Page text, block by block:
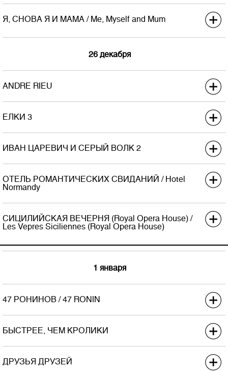
Возраст
-
Премьера в США
Дистриб.
Невафильм Emotion
-
Я, СНОВА Я И МАМА / Me, Myself and Mum
Премьера в США
Premium Film
Возраст
26 декабря
ANDRE RIEU
Премьера в США
Дистриб.
Экраны
огр.
Хроно
ЕЛКИ 3
Премьера в США
Дистриб.
Bazelevs
Экраны
Хроно
100
Возраст
ИВАН ЦАРЕВИЧ И СЕРЫЙ ВОЛК 2
Премьера в США
Дистриб.
Наше кино
Возраст
0+
ОТЕЛЬ РОМАНТИЧЕСКИХ СВИДАНИЙ / Hotel
Normandy
Премьера в США
Дистриб.
Русский репортаж
Экраны
20
Хроно
88
СИЦИЛИЙСКАЯ ВЕЧЕРНЯ (Royal Opera House) /
Les Vepres Siciliennes (Royal Opera House)
Премьера в США
Хроно
Возраст
-
1 января
47 РОНИНОВ / 47 RONIN
Премьера в США
25.12.2013
Дистриб.
UPI
Экраны
900
Хроно
БЫСТРЕЕ, ЧЕМ КРОЛИКИ
Премьера в США
Дистриб.
ДРУЗЬЯ ДРУЗЕЙ